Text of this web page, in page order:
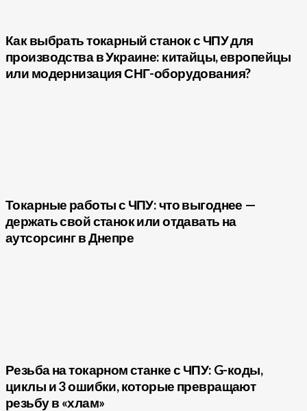
Как выбрать токарный станок с ЧПУ для
производства в Украине: китайцы, европейцы
или модернизация СНГ-оборудования?
Токарные работы с ЧПУ: что выгоднее —
держать свой станок или отдавать на
аутсорсинг в Днепре
Резьба на токарном станке с ЧПУ: G-коды,
циклы и 3 ошибки, которые превращают
резьбу в «хлам»